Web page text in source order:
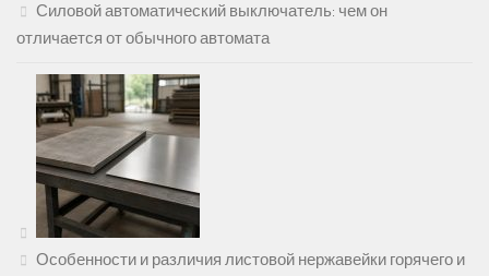
Силовой автоматический выключатель: чем он
отличается от обычного автомата
Особенности и различия листовой нержавейки горячего и